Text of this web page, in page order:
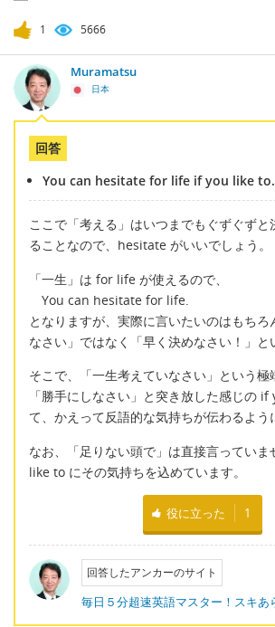
1 5666
Muramatsu
日本
回答
You can hesitate for life if you like to.
ここで「考える」はいつまでもぐずぐずと
ることなので、hesitate がいいでしょう。
「一生」は for life が使えるので、
You can hesitate for life.
となりますが、実際に言いたいのはもちろ
なさい」ではなく「早く決めなさい！」と
そこで、「一生考えていなさい」という極
「勝手にしなさい」と突き放した感じの
て、かえって反語的な気持ちが伝わるよう
なお、「足りない頭で」は直接言ってい
like to にその気持ちを込めています。
役に立った 1
回答したアンカーのサイト
毎日５分超速英語マスター！スキあ